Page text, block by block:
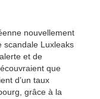
nouvellement
scandale Luxleaks
et de
que
d’un taux
grâce à la